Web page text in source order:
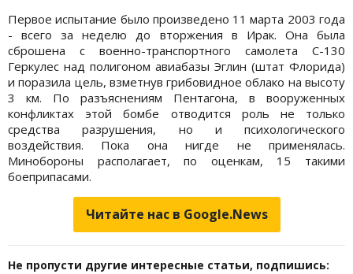
Первое испытание было произведено 11 марта 2003 года
- всего за неделю до вторжения в Ирак. Она была
сброшена с военно-транспортного самолета C-130
Геркулес над полигоном авиабазы Эглин (штат Флорида)
и поразила цель, взметнув грибовидное облако на высоту
3 км. По разъяснениям Пентагона, в вооруженных
конфликтах этой бомбе отводится роль не только
средства разрушения, но и психологического
воздействия. Пока она нигде не применялась.
Минобороны располагает, по оценкам, 15 такими
боеприпасами.
Читайте нас в Google.News
Не пропусти другие интересные статьи, подпишись: